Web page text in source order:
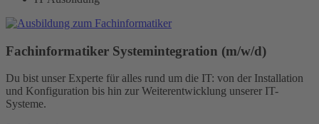
Fachinformatiker Systemintegration (m/w/d)
Du bist unser Experte für alles rund um die IT: von der Installation
und Konfiguration bis hin zur Weiterentwicklung unserer IT-
Systeme.